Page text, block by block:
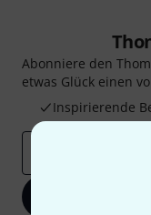
Abonniere den
etwas Glück einen
Inspirierende